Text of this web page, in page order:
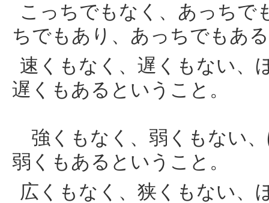
こっちでもなく、あっちで
ちでもあり、あっちでもあ
速くもなく、遅くもない、
遅くもあるということ。
強くもなく、弱くもない
弱くもあるということ。
広くもなく、狭くもない、